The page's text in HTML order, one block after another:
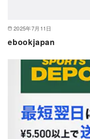
2025年7月11日
ebookjapan